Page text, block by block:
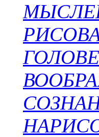
ГОЛОВЕ